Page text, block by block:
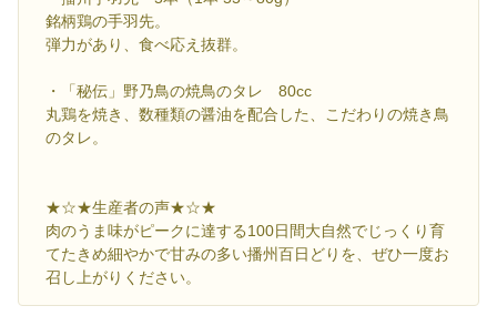
銘柄鶏の手羽先。
弾力があり、食べ応え抜群。
・「秘伝」野乃鳥の焼鳥のタレ 80cc
丸鶏を焼き、数種類の醤油を配合した、こだわりの焼き鳥
のタレ。
★☆★生産者の声★☆★
肉のうま味がピークに達する100日間大自然でじっくり育
てたきめ細やかで甘みの多い播州百日どりを、ぜひ一度お
召し上がりください。